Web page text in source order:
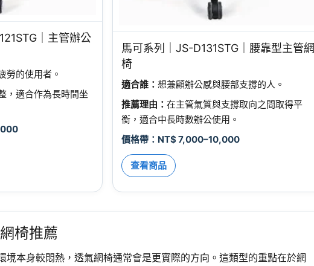
｜主管辦公
勞的使用者。
，適合作為長時間坐
馬可系列｜JS-D131STG｜腰靠型主管網
椅
適合誰： 想兼顧辦公感與腰部支撐的人。
推薦理由： 在主管氣質與支撐取向之間取得平
衡，適合中長時數辦公使用。
價格帶：NT$ 7,000–10,000
查看商品
椅推薦
境本身較悶熱，透氣網椅通常會是更實際的方向。這類型的重點在於網